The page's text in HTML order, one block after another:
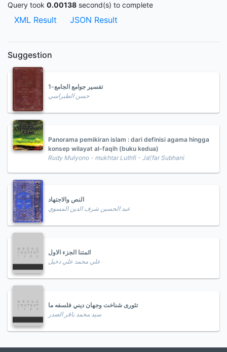
Query took 0.00138 second(s) to complete
XML Result JSON Result
Suggestion
تفسير جوامع الجامع-1
حسن الطبراسي
Panorama pemikiran islam : dari definisi agama hingga
konsep wilayat al-faqih (buku kedua)
Rudy Mulyono - mukhtar Luthfi - Ja\'far Subhani
النص والاجتهاد
عبد الحسين شرف الدين المسوي
ائمتنا الجزء الاول
علي محمد علي دخيل
تئورى شناخت وجهان ديني فلسفه ما
سید محمد باقر الصدر